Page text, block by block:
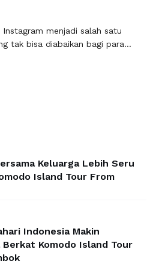
menjadi salah satu
tak bisa diabaikan bagi para
peluang besar untuk
Keluarga Lebih Seru
Island Tour From
Indonesia Makin
Berkat Komodo Island Tour